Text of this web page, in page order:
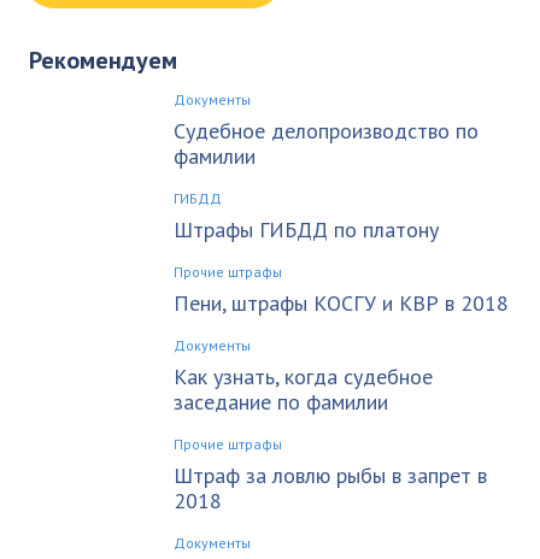
Рекомендуем
Документы
Судебное делопроизводство по
фамилии
ГИБДД
Штрафы ГИБДД по платону
Прочие штрафы
Пени, штрафы КОСГУ и КВР в 2018
Документы
Как узнать, когда судебное
заседание по фамилии
Прочие штрафы
Штраф за ловлю рыбы в запрет в
2018
Документы